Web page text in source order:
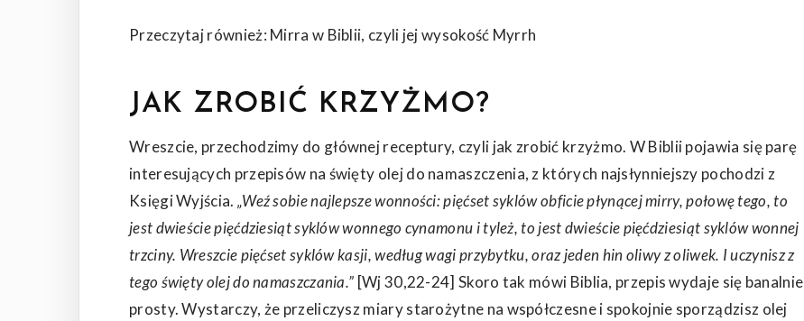
Przeczytaj również: Mirra w Biblii, czyli jej wysokość Myrrh
JAK ZROBIĆ KRZYŻMO?
Wreszcie, przechodzimy do głównej receptury, czyli jak zrobić krzyżmo. W Biblii pojawia się parę
interesujących przepisów na święty olej do namaszczenia, z których najsłynniejszy pochodzi z
Księgi Wyjścia. „Weź sobie najlepsze wonności: pięćset syklów obficie płynącej mirry, połowę tego, to
jest dwieście pięćdziesiąt syklów wonnego cynamonu i tyleż, to jest dwieście pięćdziesiąt syklów wonnej
trzciny. Wreszcie pięćset syklów kasji, według wagi przybytku, oraz jeden hin oliwy z oliwek. I uczynisz z
tego święty olej do namaszczania.” [Wj 30,22-24] Skoro tak mówi Biblia, przepis wydaje się banalnie
prosty. Wystarczy, że przeliczysz miary starożytne na współczesne i spokojnie sporządzisz olej